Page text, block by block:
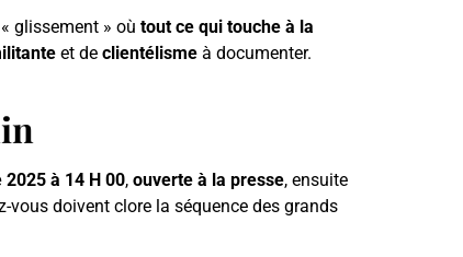
glissement » où tout ce qui touche à la
et de clientélisme à documenter.
à 14 H 00, ouverte à la presse, ensuite
vous doivent clore la séquence des grands